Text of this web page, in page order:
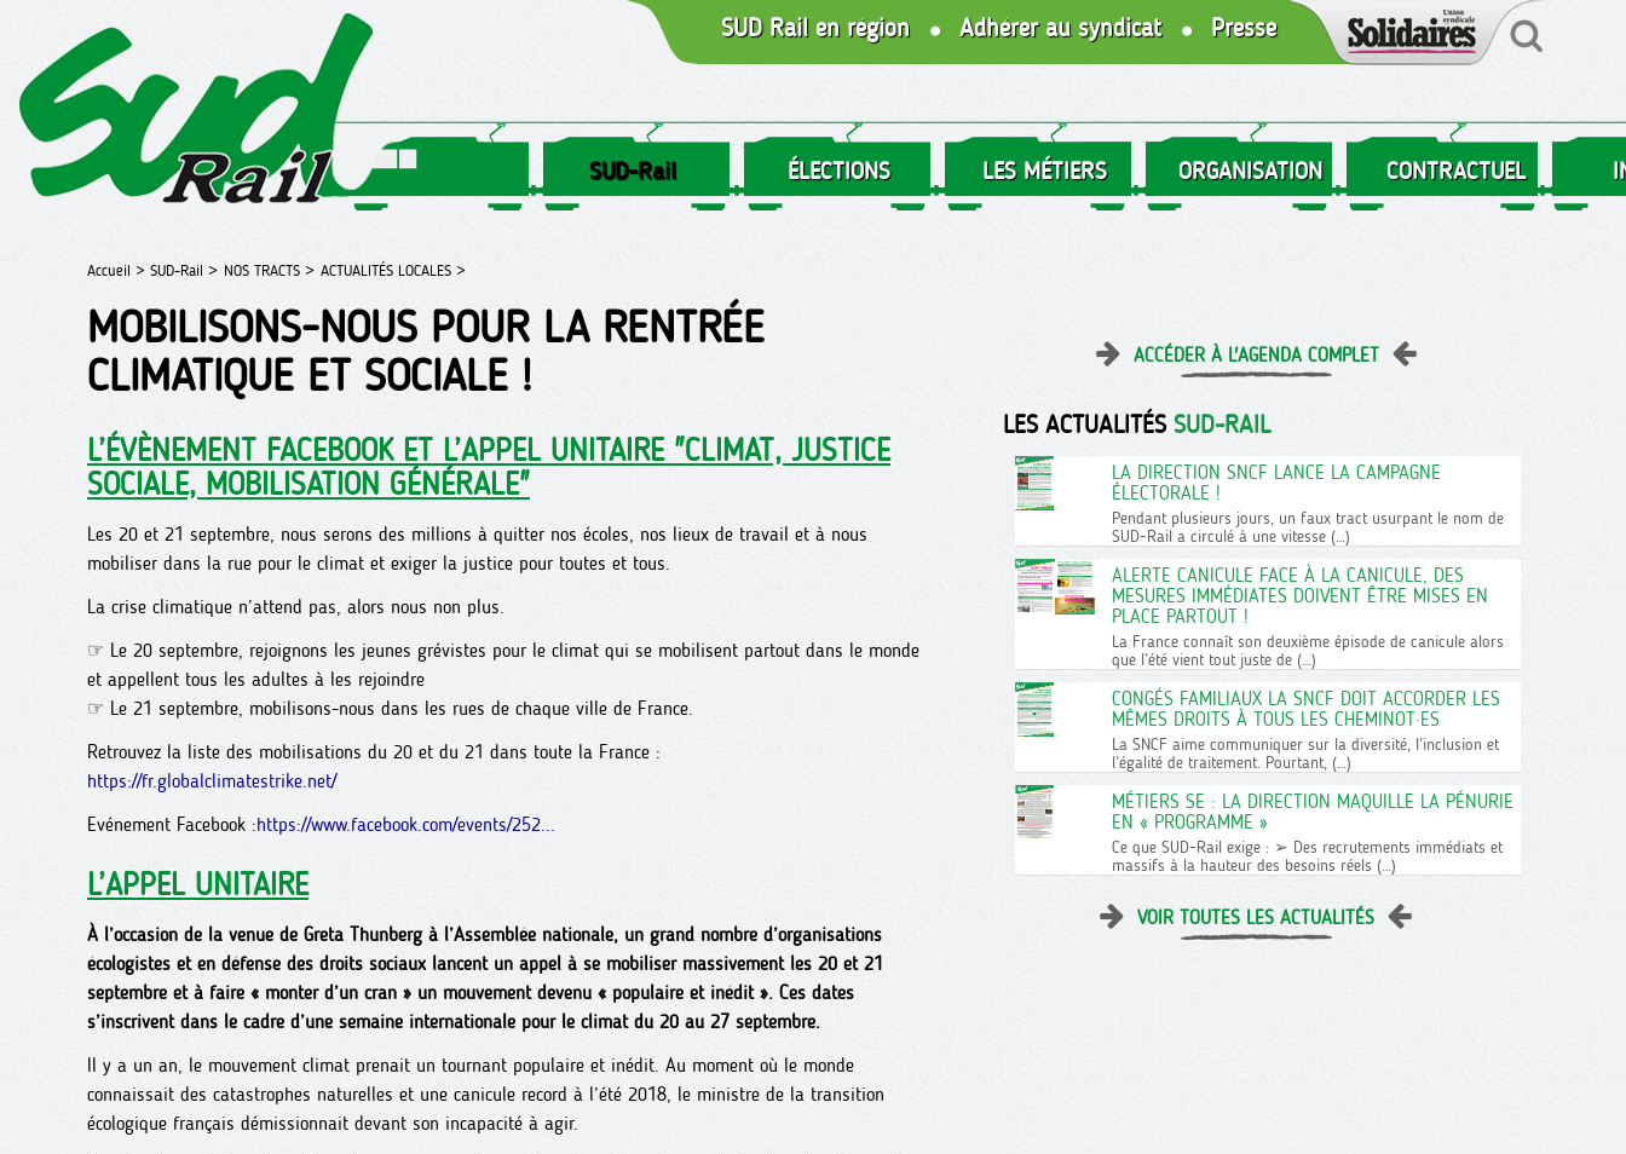
SUD Rail en région Adhérer au syndicat Presse
SUD-Rail ÉLECTIONS LES MÉTIERS ORGANISATION CONTRACTUEL
Accueil > SUD-Rail > NOS TRACTS > ACTUALITÉS LOCALES >
MOBILISONS-NOUS POUR LA RENTRÉE
CLIMATIQUE ET SOCIALE !
L’ÉVÈNEMENT FACEBOOK ET L’APPEL UNITAIRE "CLIMAT, JUSTICE
SOCIALE, MOBILISATION GÉNÉRALE"
Les 20 et 21 septembre, nous serons des millions à quitter nos écoles, nos lieux de travail et à nous
mobiliser dans la rue pour le climat et exiger la justice pour toutes et tous.
La crise climatique n’attend pas, alors nous non plus.
☞ Le 20 septembre, rejoignons les jeunes grévistes pour le climat qui se mobilisent partout dans le monde
et appellent tous les adultes à les rejoindre
☞ Le 21 septembre, mobilisons-nous dans les rues de chaque ville de France.
Retrouvez la liste des mobilisations du 20 et du 21 dans toute la France :
https://fr.globalclimatestrike.net/
Evénement Facebook :https://www.facebook.com/events/252...
L’APPEL UNITAIRE
À l’occasion de la venue de Greta Thunberg à l’Assemblée nationale, un grand nombre d’organisations
écologistes et en défense des droits sociaux lancent un appel à se mobiliser massivement les 20 et 21
septembre et à faire « monter d’un cran » un mouvement devenu « populaire et inédit ». Ces dates
s’inscrivent dans le cadre d’une semaine internationale pour le climat du 20 au 27 septembre.
Il y a un an, le mouvement climat prenait un tournant populaire et inédit. Au moment où le monde
connaissait des catastrophes naturelles et une canicule record à l’été 2018, le ministre de la transition
écologique français démissionnait devant son incapacité à agir.
ACCÉDER À L'AGENDA COMPLET
LES ACTUALITÉS SUD-RAIL
LA DIRECTION SNCF LANCE LA CAMPAGNE
ÉLECTORALE !
Pendant plusieurs jours, un faux tract usurpant le nom de
SUD-Rail a circulé à une vitesse (…)
ALERTE CANICULE FACE À LA CANICULE, DES
MESURES IMMÉDIATES DOIVENT ÊTRE MISES EN
PLACE PARTOUT !
La France connaît son deuxième épisode de canicule alors
que l’été vient tout juste de (…)
CONGÉS FAMILIAUX LA SNCF DOIT ACCORDER LES
MÊMES DROITS À TOUS LES CHEMINOT·ES
La SNCF aime communiquer sur la diversité, l’inclusion et
l’égalité de traitement. Pourtant, (…)
MÉTIERS SE : LA DIRECTION MAQUILLE LA PÉNURIE
EN « PROGRAMME »
Ce que SUD-Rail exige : ➢ Des recrutements immédiats et
massifs à la hauteur des besoins réels (…)
VOIR TOUTES LES ACTUALITÉS